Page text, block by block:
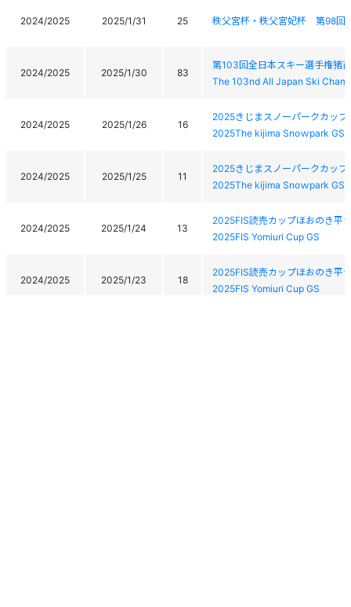
2024/2025 2025/1/31 25 秩父宮杯・秩父宮妃杯 第98回
2024/2025 2025/1/30 83
第103回全日本スキー選手権猪
The 103nd All Japan Ski
2024/2025 2025/1/26 16
2025きじまスノーパークカップ
2025The kijima Snoｗpark
2024/2025 2025/1/25 11
2025きじまスノーパークカップ
2025The kijima Snoｗpark
2024/2025 2025/1/24 13
2025FIS読売カップほおのき平
2025FIS Yomiuri Cup GS
2024/2025 2025/1/23 18
2025FIS読売カップほおのき平
2025FIS Yomiuri Cup GS